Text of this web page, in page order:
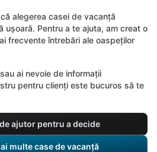
alegerea casei de vacanță
ușoară. Pentru a te ajuta, am creat o
frecvente întrebări ale oaspeților
ai nevoie de informații
pentru clienți este bucuros să te
ajutor pentru a decide
multe case de vacanță